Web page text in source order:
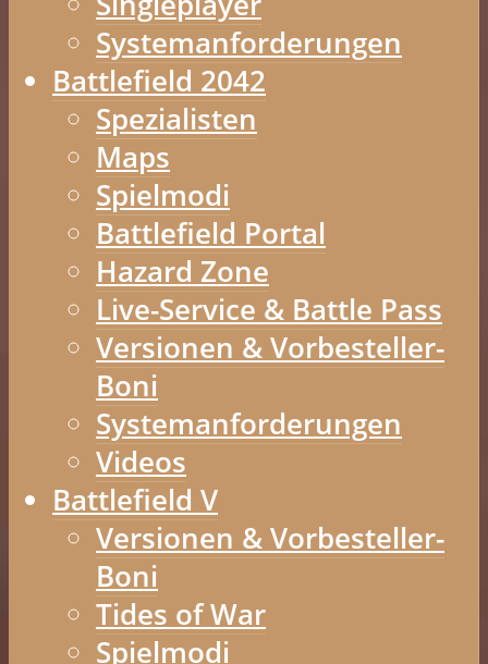
Systemanforderungen
Battlefield 2042
Spezialisten
Maps
Spielmodi
Battlefield Portal
Hazard Zone
Live-Service & Battle Pass
Versionen & Vorbesteller-
Boni
Systemanforderungen
Videos
Battlefield V
Versionen & Vorbesteller-
Boni
Tides of War
Spielmodi